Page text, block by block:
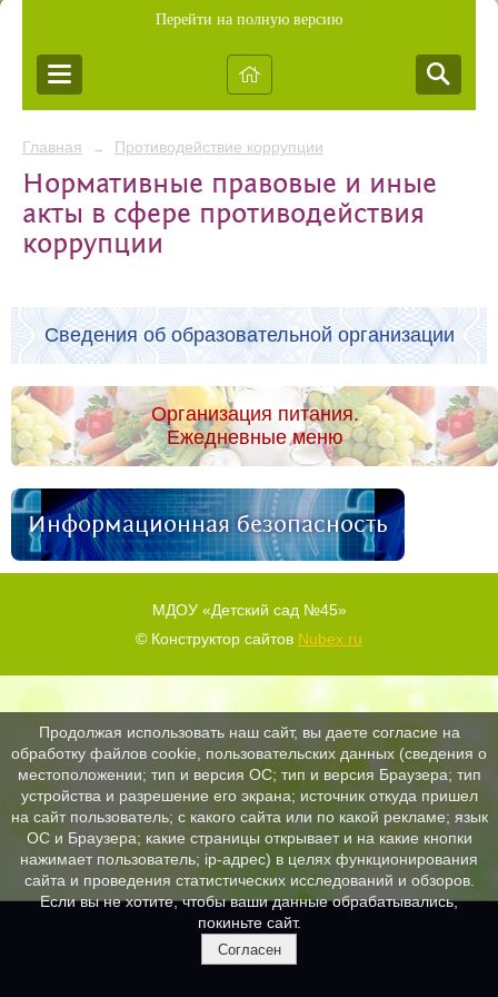
Перейти на полную версию
Главная → Противодействие коррупции
Нормативные правовые и иные
акты в сфере противодействия
коррупции
Сведения об образовательной организации
Организация питания.
Ежедневные меню
Информационная безопасность
МДОУ «Детский сад №45»
© Конструктор сайтов Nubex.ru
Продолжая использовать наш сайт, вы даете согласие на
обработку файлов cookie, пользовательских данных (сведения о
местоположении; тип и версия ОС; тип и версия Браузера; тип
устройства и разрешение его экрана; источник откуда пришел
на сайт пользователь; с какого сайта или по какой рекламе; язык
ОС и Браузера; какие страницы открывает и на какие кнопки
нажимает пользователь; ip-адрес) в целях функционирования
сайта и проведения статистических исследований и обзоров.
Если вы не хотите, чтобы ваши данные обрабатывались,
покиньте сайт.
Согласен